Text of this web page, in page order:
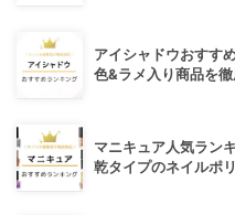
アイシャドウおすす
色&ラメ入り商品を徹
マニキュア人気ラン
乾タイプのネイルポ